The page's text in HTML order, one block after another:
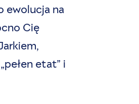
ewolucja na
Cię
etat” i